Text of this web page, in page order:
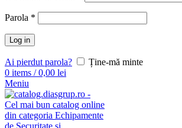
Parola *
Log in
Ai pierdut parola?
Ține-mă minte
0 items / 0,00 lei
Meniu